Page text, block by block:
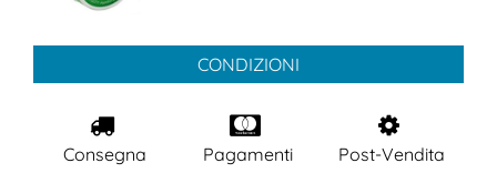
CONDIZIONI
Consegna Pagamenti Post-Vendita